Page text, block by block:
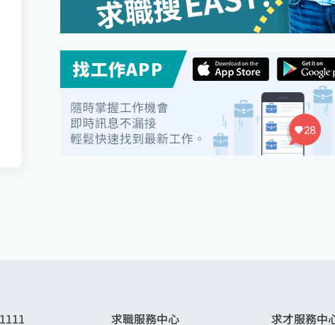
求職服務中心 求才服務中